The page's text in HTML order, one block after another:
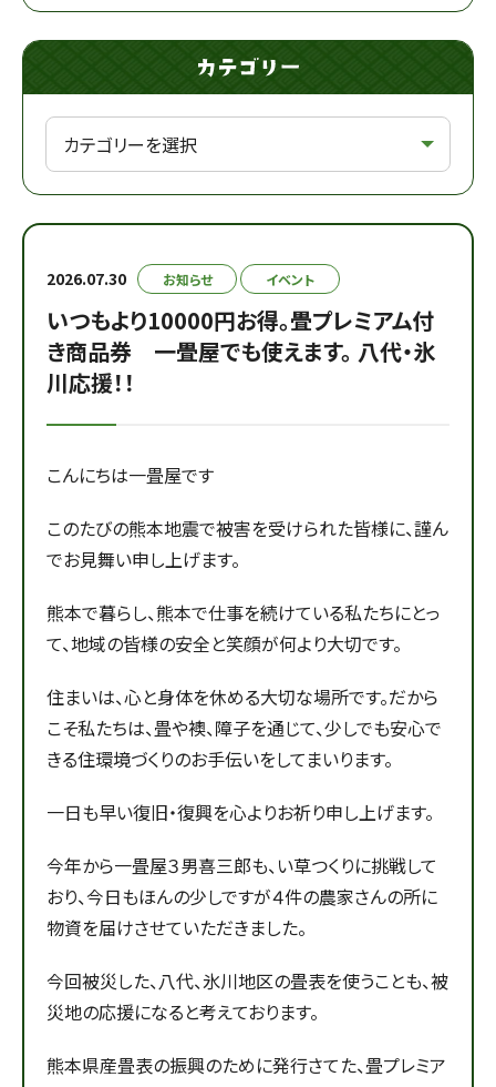
2026.07.30 お知らせ イベント
いつもより10000円お得。畳プレミアム付
き商品券 一畳屋でも使えます。 八代・氷
川応援！！
こんにちは一畳屋です
このたびの熊本地震で被害を受けられた皆様に、謹ん
でお見舞い申し上げます。
熊本で暮らし、熊本で仕事を続けている私たちにとっ
て、地域の皆様の安全と笑顔が何より大切です。
住まいは、心と身体を休める大切な場所です。だから
こそ私たちは、畳や襖、障子を通じて、少しでも安心で
きる住環境づくりのお手伝いをしてまいります。
一日も早い復旧・復興を心よりお祈り申し上げます。
今年から一畳屋３男喜三郎も、い草つくりに挑戦して
おり、今日もほんの少しですが４件の農家さんの所に
物資を届けさせていただきました。
今回被災した、八代、氷川地区の畳表を使うことも、被
災地の応援になると考えております。
熊本県産畳表の振興のために発行さてた、畳プレミア